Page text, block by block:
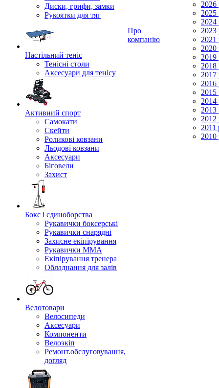
Диски, грифи, замки
Рукоятки для тяг
Настільний теніс
Тенісні столи
Аксесуари для тенісу
Активний спорт
Самокати
Скейти
Роликові ковзани
Льодові ковзани
Аксесуари
Біговели
Захист
Бокс і єдиноборства
Рукавички боксерські
Рукавички снарядні
Захисне екіпірування
Рукавички ММА
Екіпірування тренера
Обладнання для залів
Велотовари
Велосипеди
Аксесуари
Компоненти
Велоэкіп
Ремонт.обслуговування,
догляд
Про
компанію
2026
2025
2024
2023
2021
2020
2019
2018
2017
2016
2015
2014
2013
2012
2011
2010